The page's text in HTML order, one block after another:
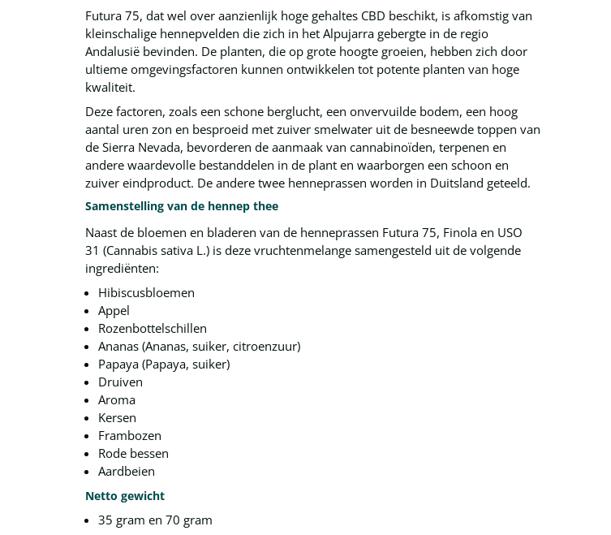
Futura 75, dat wel over aanzienlijk hoge gehaltes CBD beschikt, is afkomstig van
kleinschalige hennepvelden die zich in het Alpujarra gebergte in de regio
Andalusië bevinden. De planten, die op grote hoogte groeien, hebben zich door
ultieme omgevingsfactoren kunnen ontwikkelen tot potente planten van hoge
kwaliteit.
Deze factoren, zoals een schone berglucht, een onvervuilde bodem, een hoog
aantal uren zon en besproeid met zuiver smelwater uit de besneewde toppen van
de Sierra Nevada, bevorderen de aanmaak van cannabinoïden, terpenen en
andere waardevolle bestanddelen in de plant en waarborgen een schoon en
zuiver eindproduct. De andere twee henneprassen worden in Duitsland geteeld.
Samenstelling van de hennep thee
Naast de bloemen en bladeren van de henneprassen Futura 75, Finola en USO
31 (Cannabis sativa L.) is deze vruchtenmelange samengesteld uit de volgende
ingrediënten:
Hibiscusbloemen
Appel
Rozenbottelschillen
Ananas (Ananas, suiker, citroenzuur)
Papaya (Papaya, suiker)
Druiven
Aroma
Kersen
Frambozen
Rode bessen
Aardbeien
Netto gewicht
35 gram en 70 gram